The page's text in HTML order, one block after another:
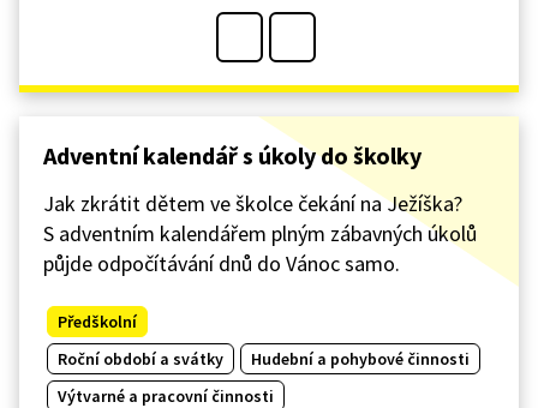
Adventní kalendář s úkoly do školky
Jak zkrátit dětem ve školce čekání na Ježíška?
S adventním kalendářem plným zábavných úkolů
půjde odpočítávání dnů do Vánoc samo.
Předškolní
Roční období a svátky
Hudební a pohybové činnosti
Výtvarné a pracovní činnosti